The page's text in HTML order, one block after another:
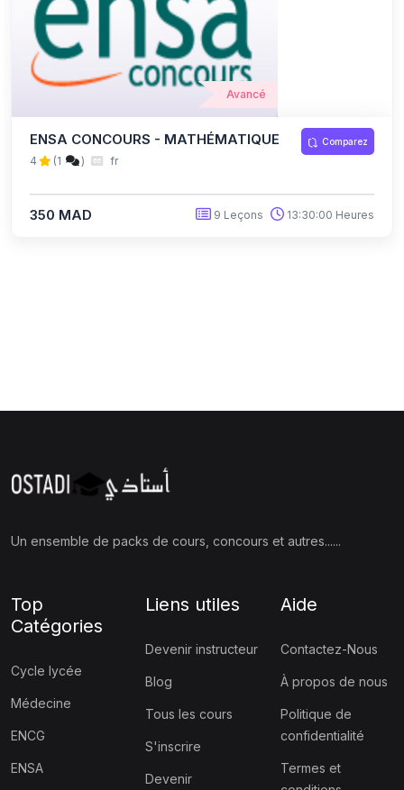
Avancé
ENSA CONCOURS - MATHÉMATIQUE Comparez
4 (1 ) fr
350 MAD 9 Leçons 13:30:00 Heures
Un ensemble de packs de cours, concours et autres......
Top
Catégories
Cycle lycée
Médecine
ENCG
ENSA
Liens utiles
Devenir instructeur
Blog
Tous les cours
S'inscrire
Devenir
Aide
Contactez-Nous
À propos de nous
Politique de
confidentialité
Termes et